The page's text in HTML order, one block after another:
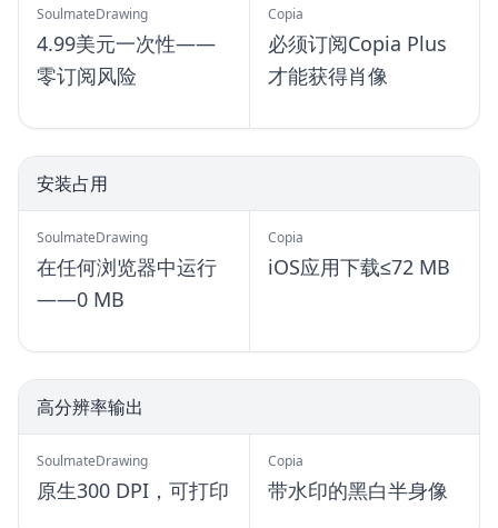
SoulmateDrawing
4.99美元一次性——
零订阅风险
Copia
必须订阅Copia Plus
才能获得肖像
安装占用
SoulmateDrawing
在任何浏览器中运行
——0 MB
Copia
iOS应用下载≤72 MB
高分辨率输出
SoulmateDrawing
原生300 DPI，可打印
Copia
带水印的黑白半身像